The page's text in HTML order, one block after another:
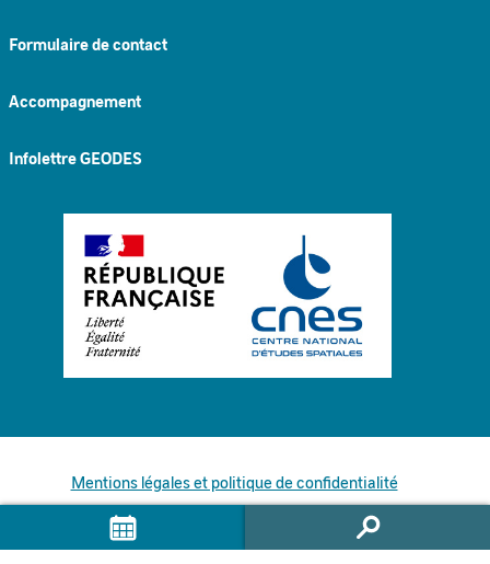
Formulaire de contact
Accompagnement
Infolettre GEODES
Mentions légales et politique de confidentialité